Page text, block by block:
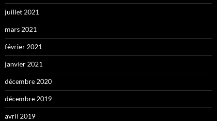
juillet 2021
mars 2021
février 2021
janvier 2021
décembre 2020
décembre 2019
avril 2019